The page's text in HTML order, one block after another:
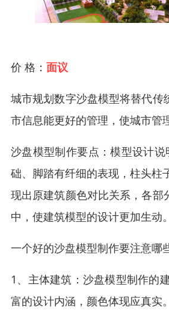
价 格： 面议
城市规划数字沙盘模型将替代
市信息能更好的管理，使城市管
沙盘模型制作要点：模型设计
础、脚踏有纤细的表现，柱头柱
现出原建筑颜色对比关系，各
中，使建筑模型的设计更加生动。
一个好的沙盘模型制作要注意哪
1、主体建筑：沙盘模型制作的
富的设计内涵，颜色体现应真实。